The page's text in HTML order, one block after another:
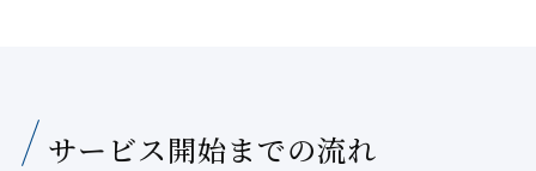
サービス開始までの流れ